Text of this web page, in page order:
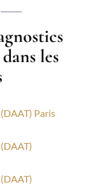
les
Paris